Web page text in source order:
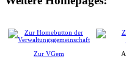
Zur VGem